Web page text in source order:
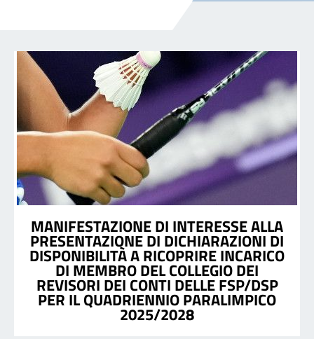
MANIFESTAZIONE DI INTERESSE ALLA
PRESENTAZIONE DI DICHIARAZIONI DI
DISPONIBILITÀ A RICOPRIRE INCARICO
DI MEMBRO DEL COLLEGIO DEI
REVISORI DEI CONTI DELLE FSP/DSP
PER IL QUADRIENNIO PARALIMPICO
2025/2028